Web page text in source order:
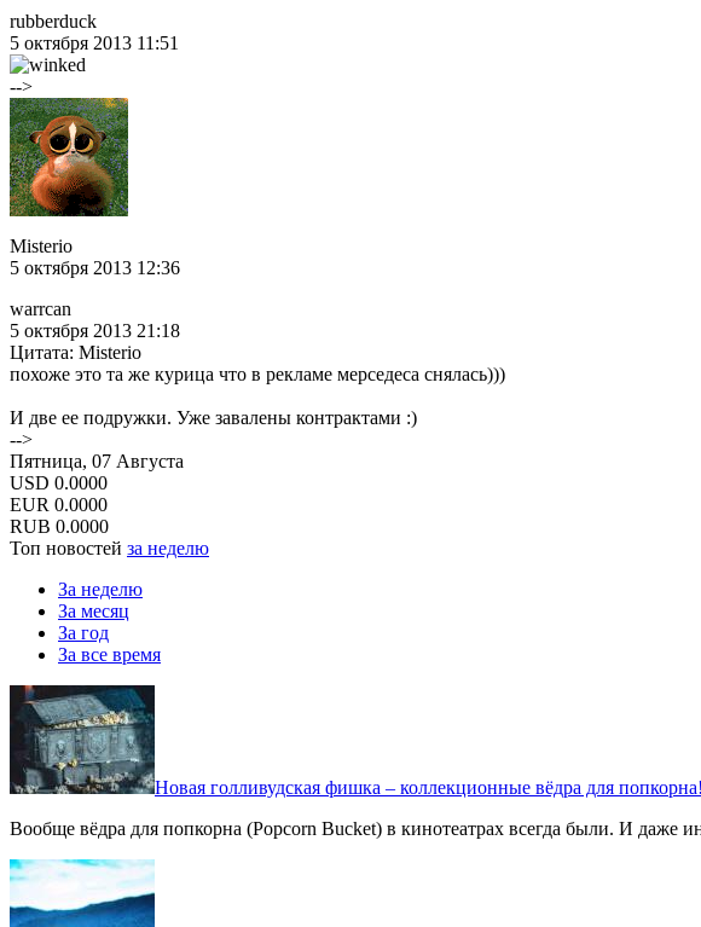
rubberduck
5 октября 2013 11:51
-->
Misterio
5 октября 2013 12:36
warrcan
5 октября 2013 21:18
Цитата: Misterio
похоже это та же курица что в рекламе мерседеса снялась)))
И две ее подружки. Уже завалены контрактами :)
-->
Пятница, 07 Августа
USD 0.0000
EUR 0.0000
RUB 0.0000
Топ новостей за неделю
За неделю
За месяц
За год
За все время
Новая голливудская фишка – коллекционные вёдра для
Вообще вёдра для попкорна (Popcorn Bucket) в кинотеатрах всегда были. И даже